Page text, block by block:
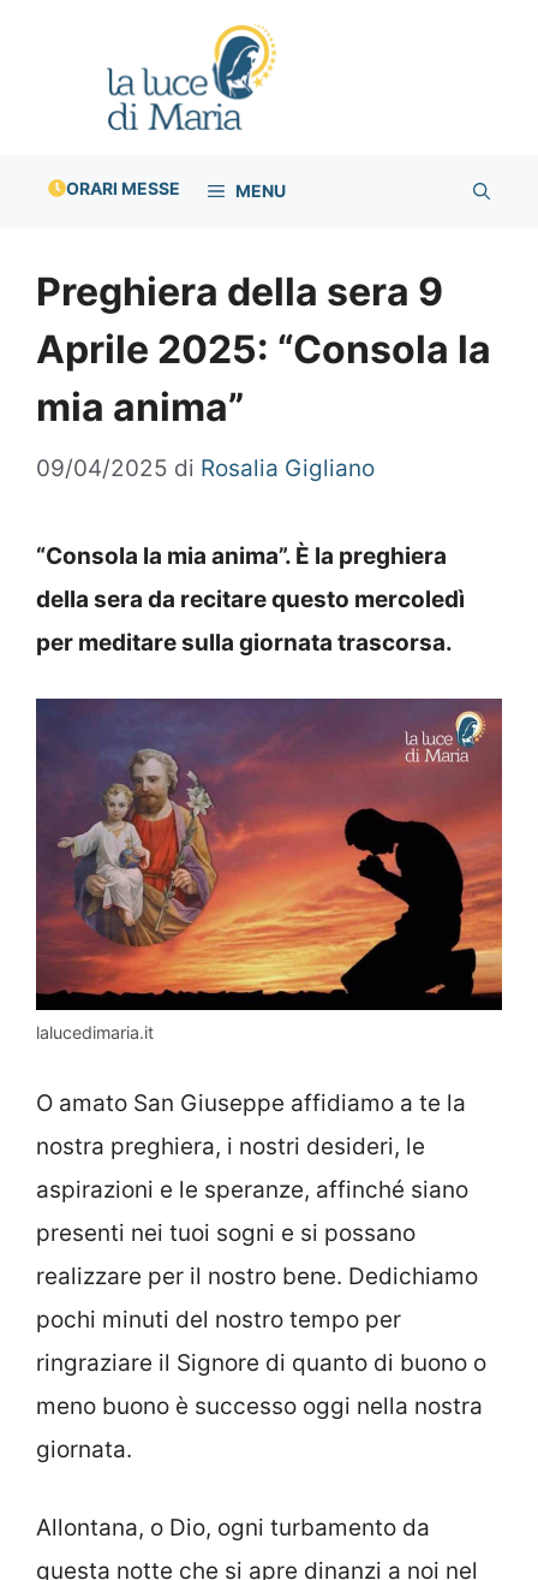
ORARI MESSE MENU
Preghiera della sera 9
Aprile 2025: “Consola la
mia anima”
09/04/2025 di Rosalia Gigliano
“Consola la mia anima”. È la preghiera
della sera da recitare questo mercoledì
per meditare sulla giornata trascorsa.
lalucedimaria.it
O amato San Giuseppe affidiamo a te la
nostra preghiera, i nostri desideri, le
aspirazioni e le speranze, affinché siano
presenti nei tuoi sogni e si possano
realizzare per il nostro bene. Dedichiamo
pochi minuti del nostro tempo per
ringraziare il Signore di quanto di buono o
meno buono è successo oggi nella nostra
giornata.
Allontana, o Dio, ogni turbamento da
questa notte che si apre dinanzi a noi nel